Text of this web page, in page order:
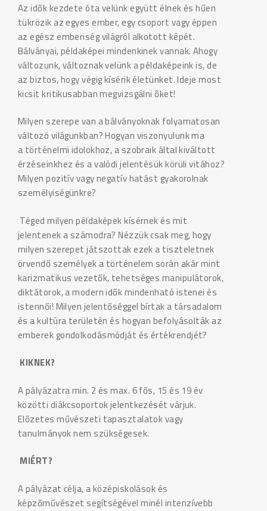
Az idők kezdete óta velünk együtt élnek és hűen
tükrözik az egyes ember, egy csoport vagy éppen
az egész emberiség világról alkotott képét.
Bálványai, példaképei mindenkinek vannak. Ahogy
változunk, változnak velünk a példaképeink is, de
az biztos, hogy végig kísérik életünket. Ideje most
kicsit kritikusabban megvizsgálni őket!
Milyen szerepe van a bálványoknak folyamatosan
változó világunkban? Hogyan viszonyulunk ma
a történelmi idolokhoz, a szobraik által kiváltott
érzéseinkhez és a valódi jelentésük körüli vitához?
Milyen pozitív vagy negatív hatást gyakorolnak
személyiségünkre?
Téged milyen példaképek kísérnek és mit
jelentenek a számodra? Nézzük csak meg, hogy
milyen szerepet játszottak ezek a tiszteletnek
örvendő személyek a történelem során akár mint
karizmatikus vezetők, tehetséges manipulátorok,
diktátorok, a modern idők mindenható istenei és
istennői! Milyen jelentőséggel bírtak a társadalom
és a kultúra területén és hogyan befolyásolták az
emberek gondolkodásmódját és értékrendjét?
KIKNEK?
A pályázatra min. 2 és max. 6 fős, 15 és 19 év
közötti diákcsoportok jelentkezését várjuk.
Előzetes művészeti tapasztalatok vagy
tanulmányok nem szükségesek.
MIÉRT?
A pályázat célja, a középiskolások és
képzőművészet segítségével minél intenzívebb